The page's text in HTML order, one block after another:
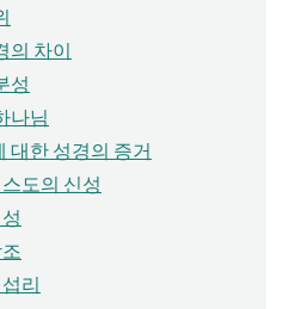
의 차이
성
나님
대한 성경의 증거
도의 신성
리